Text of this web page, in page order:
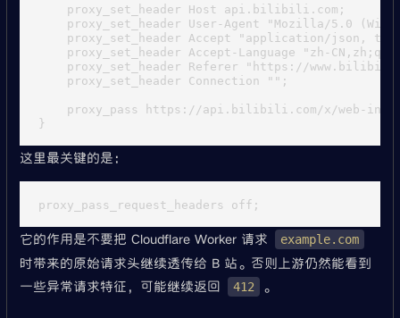
    proxy_set_header Host api.bilibili.com;
proxy_set_header User-Agent "Mozilla/5.0
proxy_set_header Accept "application/json,
proxy_set_header Accept-Language "zh-
proxy_set_header Referer "https://
    proxy_set_header Connection "";
proxy_pass https://api.bilibili.com/x/web-
这里最关键的是：
它的作用是不要把 Cloudflare Worker 请求 example.com
时带来的原始请求头继续透传给 B 站。否则上游仍然能看到
一些异常请求特征，可能继续返回
412 。